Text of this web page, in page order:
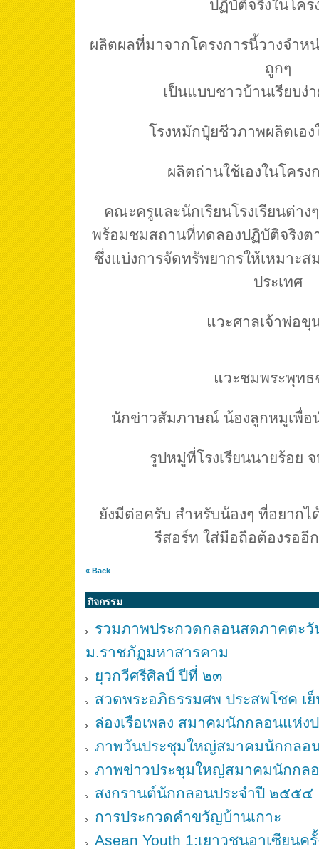
ปฏิบัติจริงในโคร
ผลิตผลที่มาจากโครงการนี้วางจำห
ถูกๆ
เป็นแบบชาวบ้านเรียบง่
โรงหมักปุ๋ยชีวภาพผลิตเอง
ผลิตถ่านใช้เองในโครง
คณะครูและนักเรียนโรงเรียนต่าง
พร้อมชมสถานที่ทดลองปฏิบัติจริงต
ซึ่งแบ่งการจัดทรัพยากรให้เหมาะ
ประเทศ
แวะศาลเจ้าพ่อขุ
แวะชมพระพุทธ
นักข่าวสัมภาษณ์ น้องลูกหมูเพื่อ
รูปหมู่ที่โรงเรียนนายร้อย
ยังมีต่อครับ สำหรับน้องๆ ที่อยาก
รีสอร์ท ใส่มือถือต้องรออี
« Back
กิจกรรม
รวมภาพประกวดกลอนสดภาคตะวั
ม.ราชภัฏมหาสารคาม
ยุวกวีศรีศิลป์ ปีที่ ๒๓
สวดพระอภิธรรมศพ ประสพโชค เ
ล่องเรือเพลง สมาคมนักกลอนแห่ง
ภาพวันประชุมใหญ่สมาคมนักกลอ
ภาพข่าวประชุมใหญ่สมาคมนักกล
สงกรานต์นักกลอนประจำปี ๒๕๕๔
การประกวดคำขวัญบ้านเกาะ
Asean Youth 1:เยาวชนอาเซียนค